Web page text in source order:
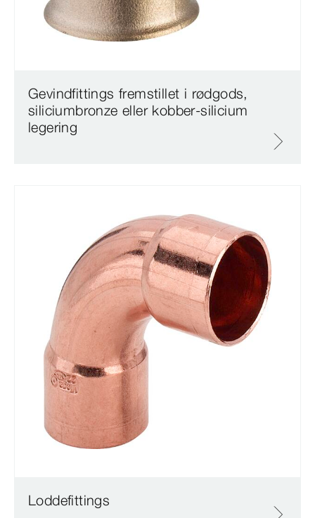
Gevindfittings fremstillet i rødgods,
siliciumbronze eller kobber-silicium
legering
Loddefittings